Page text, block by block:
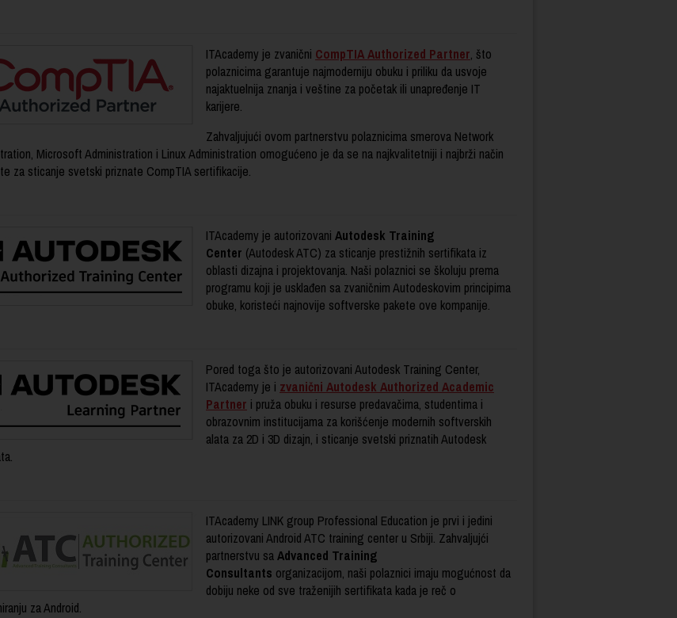
ITAcademy je zvanični CompTIA Authorized Partner, što
polaznicima garantuje najmoderniju obuku i priliku da usvoje
najaktuelnija znanja i veštine za početak ili unapređenje IT
karijere.
Zahvaljujući ovom partnerstvu polaznicima smerova Network
Microsoft Administration i Linux Administration omogućeno je da se na najkvalitetniji i najbrži način
za sticanje svetski priznate CompTIA sertifikacije.
ITAcademy je autorizovani Autodesk Training
Center (Autodesk ATC) za sticanje prestižnih sertifikata iz
oblasti dizajna i projektovanja. Naši polaznici se školuju prema
programu koji je usklađen sa zvaničnim Autodeskovim principima
obuke, koristeći najnovije softverske pakete ove kompanije.
Pored toga što je autorizovani Autodesk Training Center,
ITAcademy je i zvanični Autodesk Authorized Academic
Partner i pruža obuku i resurse predavačima, studentima i
obrazovnim institucijama za korišćenje modernih softverskih
alata za 2D i 3D dizajn, i sticanje svetski priznatih Autodesk
ITAcademy LINK group Professional Education je prvi i jedini
autorizovani Android ATC training center u Srbiji. Zahvaljujći
partnerstvu saAdvanced Training
Consultants organizacijom, naši polaznici imaju mogućnost da
dobiju neke od sve traženijih sertifikata kada je reč o
za Android.